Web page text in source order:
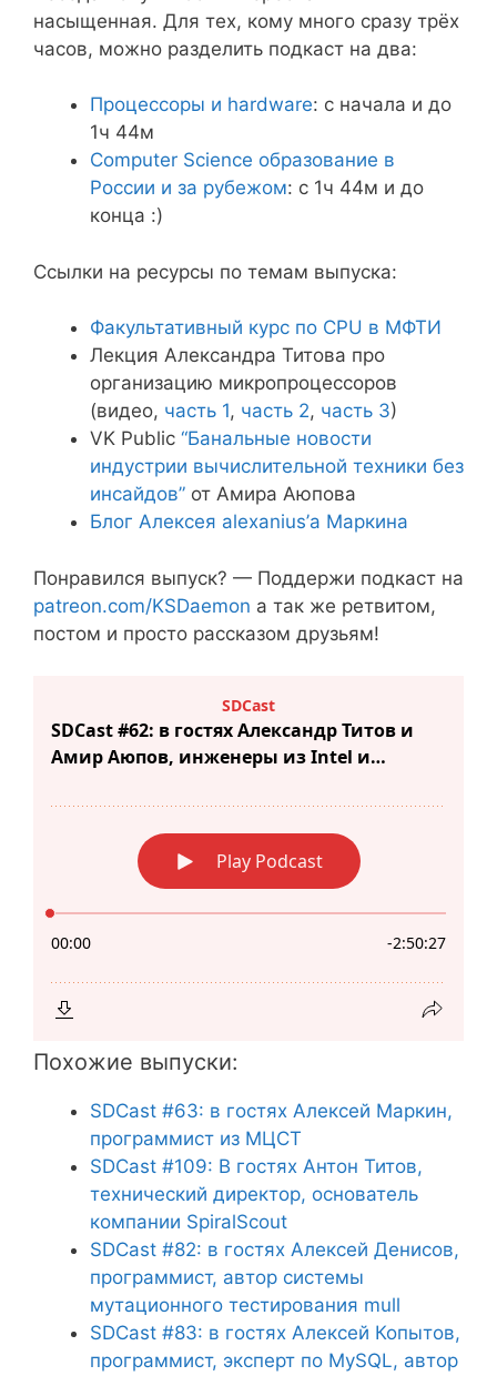
насыщенная. Для тех, кому много сразу трёх
часов, можно разделить подкаст на два:
Процессоры и hardware: с начала и до
1ч 44м
Computer Science образование в
России и за рубежом: с 1ч 44м и до
конца :)
Ссылки на ресурсы по темам выпуска:
Факультативный курс по CPU в МФТИ
Лекция Александра Титова про
организацию микропроцессоров
(видео, часть 1, часть 2, часть 3)
VK Public “Банальные новости
индустрии вычислительной техники без
инсайдов” от Амира Аюпова
Блог Алексея alexanius’а Маркина
Понравился выпуск? — Поддержи подкаст на
patreon.com/KSDaemon а так же ретвитом,
постом и просто рассказом друзьям!
Похожие выпуски:
SDCast #63: в гостях Алексей Маркин,
программист из МЦСТ
SDCast #109: В гостях Антон Титов,
технический директор, основатель
компании SpiralScout
SDCast #82: в гостях Алексей Денисов,
программист, автор системы
мутационного тестирования mull
SDCast #83: в гостях Алексей Копытов,
программист, эксперт по MySQL, автор